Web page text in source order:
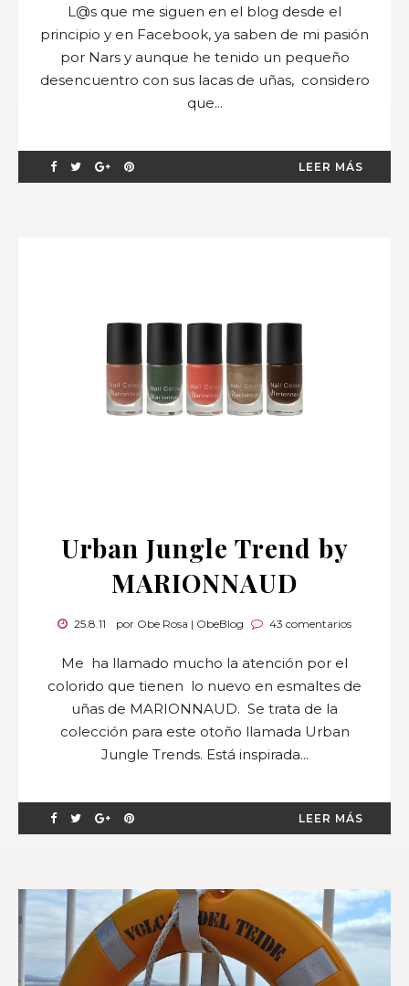
L@s que me siguen en el blog desde el
principio y en Facebook, ya saben de mi pasión
por Nars y aunque he tenido un pequeño
desencuentro con sus lacas de uñas, considero
que...
LEER MÁS
Urban Jungle Trend by
MARIONNAUD
25.8.11 por Obe Rosa | ObeBlog 43 comentarios
Me ha llamado mucho la atención por el
colorido que tienen lo nuevo en esmaltes de
uñas de MARIONNAUD. Se trata de la
colección para este otoño llamada Urban
Jungle Trends. Está inspirada...
LEER MÁS